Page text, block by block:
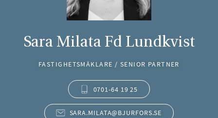
Sara Milata Fd Lundkvist
FASTIGHETSMÄKLARE / SENIOR PARTNER
0701-64 19 25
SARA.MILATA@BJURFORS.SE